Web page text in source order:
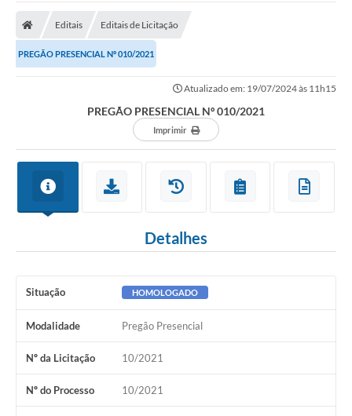
Editais Editais de Licitação
PREGÃO PRESENCIAL Nº 010/2021
Atualizado em: 19/07/2024 às 11h15
PREGÃO PRESENCIAL Nº 010/2021
Imprimir
Detalhes
Situação HOMOLOGADO
Modalidade Pregão Presencial
Nº da Licitação 10/2021
Nº do Processo 10/2021